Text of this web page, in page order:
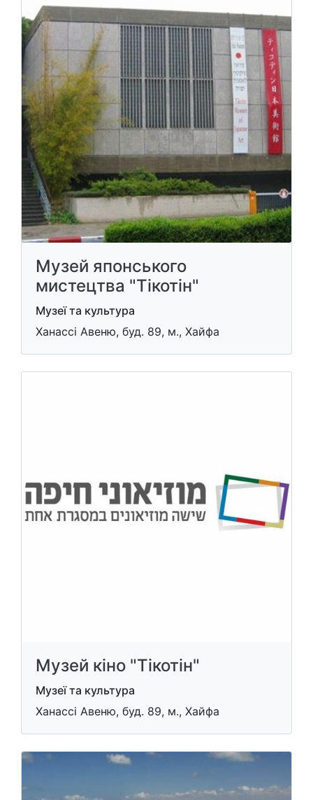
Музей японського
мистецтва "Тікотін"
Музеї та культура
Ханассі Авеню, буд. 89, м., Хайфа
Музей кіно "Тікотін"
Музеї та культура
Ханассі Авеню, буд. 89, м., Хайфа